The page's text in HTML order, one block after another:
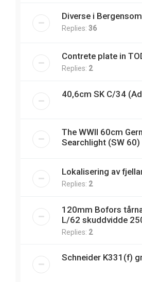
Diverse i
Replies: 36
Contrete plate in
Replies: 2
40,6cm SK C/34
The WWII 60cm
Searchlight (SW 60)
Lokalisering av
Replies: 2
120mm Bofors
L/62 skuddvidde
Replies: 2
Schneider K331(f)